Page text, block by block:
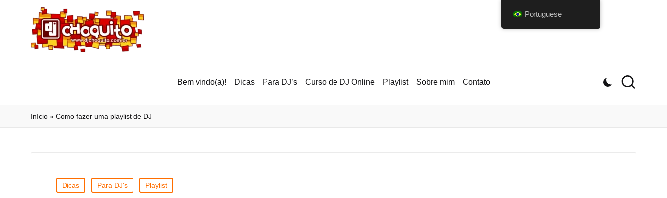
Bem vindo(a)! Dicas Para DJ’s Curso de DJ Online Playlist Sobre mim Contato
Início » Como fazer uma playlist de DJ
Dicas Para DJ's Playlist
Portuguese